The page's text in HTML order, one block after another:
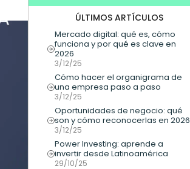
ÚLTIMOS ARTÍCULOS
Mercado digital: qué es, cómo
funciona y por qué es clave en
2026
3/12/25
Cómo hacer el organigrama de
una empresa paso a paso
3/12/25
Oportunidades de negocio: qué
son y cómo reconocerlas en 2026
3/12/25
Power Investing: aprende a
invertir desde Latinoamérica
29/10/25